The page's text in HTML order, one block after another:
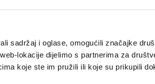
sadržaj i oglase, omogućili značajke
lokacije dijelimo s partnerima za
koje ste im pružili ili koje su prikupili
Tekst ponude
CALEFFI, 584053. M
dvostruki konus. Priključak 2: